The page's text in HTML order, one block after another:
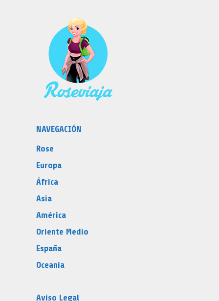
NAVEGACIÓN
Rose
Europa
África
Asia
América
Oriente Medio
España
Oceanía
Aviso Legal